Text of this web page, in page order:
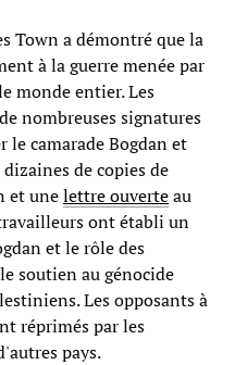
Town a démontré que la
à la guerre menée par
monde entier. Les
nombreuses signatures
camarade Bogdan et
de copies de
et unelettre ouverteau
ont établi un
et le rôle des
soutien au génocide
Les opposants à
réprimés par les
pays.